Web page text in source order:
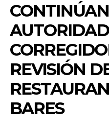
CONTINÚAN
REVISIÓN
BARES